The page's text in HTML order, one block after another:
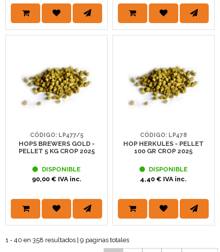
CÓDIGO: LP477/5
HOPS BREWERS GOLD -
PELLET 5 KG CROP 2025
DISPONIBLE
90,00 € IVA inc.
CÓDIGO: LP478
HOP HERKULES - PELLET
100 GR CROP 2025
DISPONIBLE
4,40 € IVA inc.
1 - 40 en 358 resultados | 9 paginas totales